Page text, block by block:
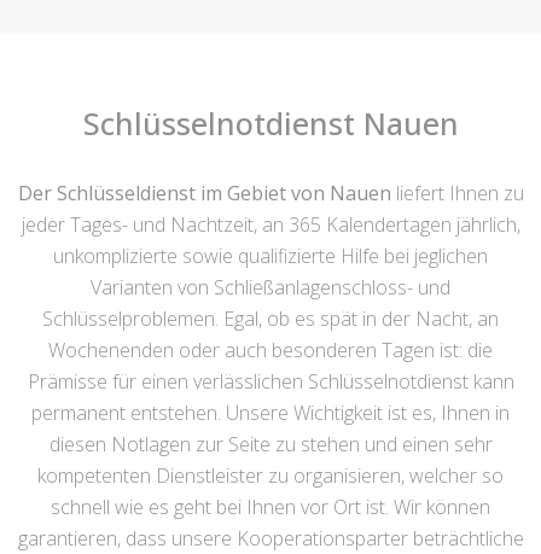
Schlüsselnotdienst Nauen
Der Schlüsseldienst im Gebiet von Nauen liefert Ihnen zu
jeder Tages- und Nachtzeit, an 365 Kalendertagen jährlich,
unkomplizierte sowie qualifizierte Hilfe bei jeglichen
Varianten von Schließanlagenschloss- und
Schlüsselproblemen. Egal, ob es spät in der Nacht, an
Wochenenden oder auch besonderen Tagen ist: die
Prämisse für einen verlässlichen Schlüsselnotdienst kann
permanent entstehen. Unsere Wichtigkeit ist es, Ihnen in
diesen Notlagen zur Seite zu stehen und einen sehr
kompetenten Dienstleister zu organisieren, welcher so
schnell wie es geht bei Ihnen vor Ort ist. Wir können
garantieren, dass unsere Kooperationsparter beträchtliche